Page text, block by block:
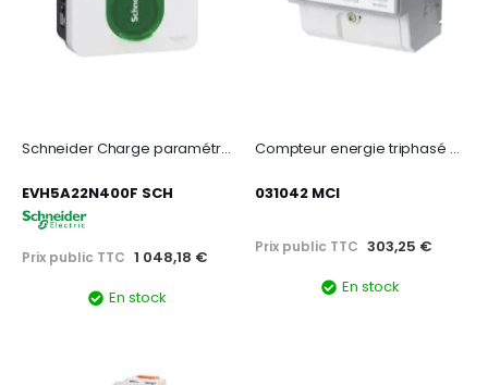
Schneider Charge paramétrable 7,4/11/22KW 1P/3P TIC - 16/32
EVH5A22N400F SCH
Prix public TTC 1 048,18 €
En stock
Compteur energie triphasé 80a
031042 MCI
Prix public TTC 303,25 €
En stock